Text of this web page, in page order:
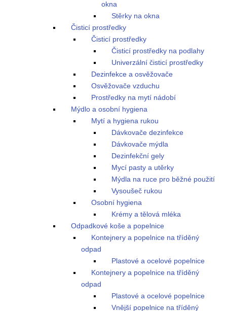
okna
Stěrky na okna
Čisticí prostředky
Čisticí prostředky
Čisticí prostředky na podlahy
Univerzální čisticí prostředky
Dezinfekce a osvěžovače
Osvěžovače vzduchu
Prostředky na mytí nádobí
Mýdlo a osobní hygiena
Mytí a hygiena rukou
Dávkovače dezinfekce
Dávkovače mýdla
Dezinfekční gely
Mycí pasty a utěrky
Mýdla na ruce pro běžné použití
Vysoušeč rukou
Osobní hygiena
Krémy a tělová mléka
Odpadkové koše a popelnice
Kontejnery a popelnice na tříděný
odpad
Plastové a ocelové popelnice
Kontejnery a popelnice na tříděný
odpad
Plastové a ocelové popelnice
Vnější popelnice na tříděný